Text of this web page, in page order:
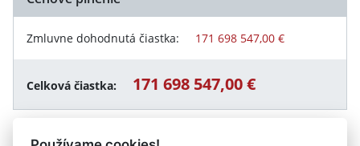
Zmluvne dohodnutá čiastka: 171 698 547,00 €
Celková čiastka: 171 698 547,00 €